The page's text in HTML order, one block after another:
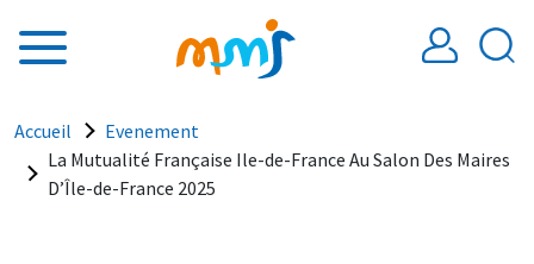
Fil d'Ariane
Accueil
Evenement
La Mutualité Française Ile-de-France Au Salon Des Maires
D’Île-de-France 2025